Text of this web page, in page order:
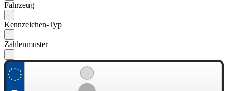
Fahrzeug
Kennzeichen-Typ
Zahlenmuster